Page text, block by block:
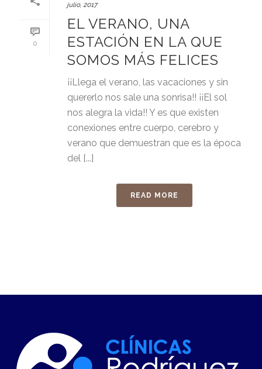
0
julio, 2017
EL VERANO, UNA
ESTACIÓN EN LA QUE
SOMOS MÁS FELICES
¡¡Llega el verano, las vacaciones y sin
quererlo nos sale una sonrisa!! ¡¡El sol
nos alegra la vida!! Y es que existen
conexiones entre cuerpo, cerebro y
verano que demuestran que es la época
del [...]
READ MORE